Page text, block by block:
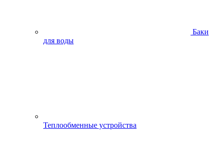
Баки
для воды
Теплообменные устройства